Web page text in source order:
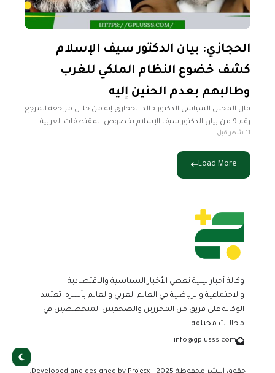
الحجازي: بيان الدكتور سيف الإسلام
كشف خضوع النظام الملكي للغرب
وطالبهم بعدم الحنين إليه
قال المحلل السياسي الدكتور خالد الحجازي إنه من خلال مراجعة المرجع
رقم 9 من بيان الدكتور سيف الإسلام بخصوص المقتطفات العربية
والوثائق الأمريكية المرفوعة عنها السرية يظهر أنه أراد إيصال
11 شهر قبل
Load More
وكالة أخبار ليبية تغطي الأخبار السياسية والاقتصادية
والاجتماعية والرياضية في العالم العربي والعالم بأسره. تعتمد
الوكالة على فريق من المحررين والصحفيين المتخصصين في
مجالات مختلفة.
info@gplusss.com